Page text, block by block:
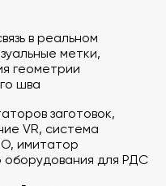
поля
значений
образцов
в результате
в реальном
метки,
геометрии
шва
заготовок,
VR, система
имитатор
оборудования для РДС